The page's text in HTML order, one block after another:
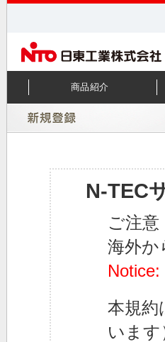
商品紹介
N-TEC
ご注
海外か
本規約
いま